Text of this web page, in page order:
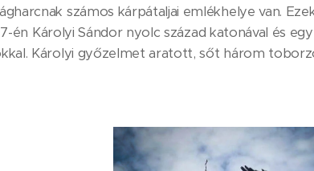
számos kárpátaljai emlékhelye van.
7-én Károlyi Sándor nyolc század katonával és
Károlyi győzelmet aratott, sőt három